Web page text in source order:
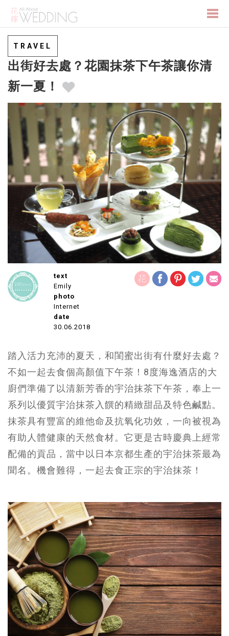
TRAVEL
出街好去處？花園抹茶下午茶讓你清
新一夏！
text
Emily
photo
Internet
date
30.06.2018
踏入活力充沛的夏天，和閨蜜出街有什麼好去處？
不如一起去食個高顏值下午茶！8度海逸酒店的大
廚們準備了以清新芳香的宇治抹茶下午茶，奉上一
系列以優質宇治抹茶入饌的精緻甜品及特色鹹點。
抹茶具有豐富的維他命及抗氧化功效，一向被視為
有助人體健康的天然食材。它更是古時慶典上經常
配備的貢品，當中以日本京都生產的宇治抹茶最為
聞名。機會難得，一起去食正宗的宇治抹茶！